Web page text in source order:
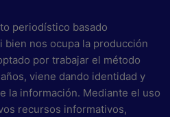
periodístico basado
bien nos ocupa la producción
por trabajar el método
viene dando identidad y
la información. Mediante el uso
recursos informativos,